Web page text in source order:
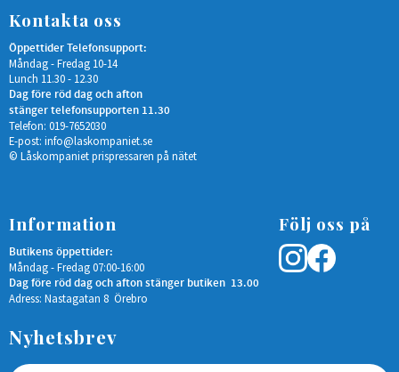
Kontakta oss
Öppettider Telefonsupport:
Måndag - Fredag 10-14
Lunch 11.30 - 12.30
Dag före röd dag och afton
stänger telefonsupporten 11.30
Telefon: 019-7652030
E-post: info@laskompaniet.se
© Låskompaniet prispressaren på nätet
Information
Butikens öppettider:
Måndag - Fredag 07:00-16:00
Dag före röd dag och afton stänger butiken 13.00
Adress: Nastagatan 8 Örebro
Följ oss på
Nyhetsbrev